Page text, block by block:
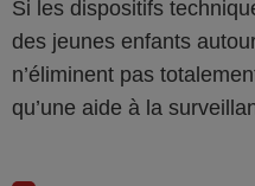
Si les dispositifs
des jeunes enfants
n’éliminent pas
qu’une aide à la